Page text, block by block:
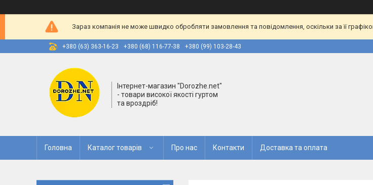
Зараз компанія не може швидко обробляти замовлення та повідомлення, оскільки за її
+380 (63) 363-16-23 +380 (68) 116-77-38 +380 (99) 103-28-43
Інтернет-магазин "Dorozhe.net"
- товари високої якості гуртом
та вроздріб!
Головна Каталог товарів Про нас Контакти Доставка та оплата